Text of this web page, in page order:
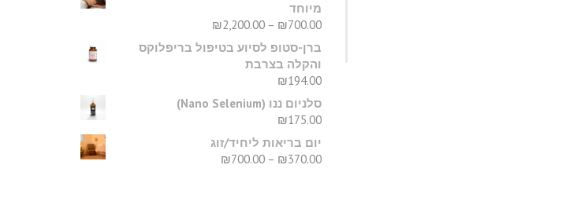
מיוחד
₪700.00
–
₪2,200.00
ברן-סטופ לסיוע בטיפול בריפלוקס
והקלה בצרבת
₪194.00
סלניום ננו (Nano Selenium)
₪175.00
יום בריאות ליחיד/זוג
₪370.00
–
₪700.00